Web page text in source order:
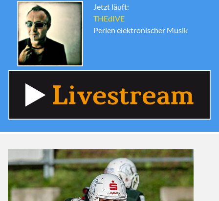
Jetzt läuft:
THEdIVE
Perlen elektronischer Musik